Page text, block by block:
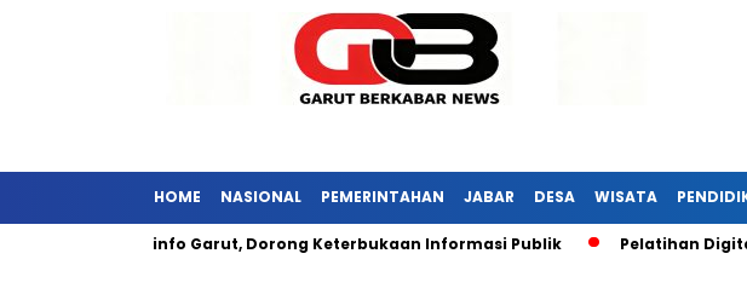
HOME NASIONAL PEMERINTAHAN JABAR DESA WISATA
Diskominfo Garut, Dorong Keterbukaan Informasi Publik Pelatihan